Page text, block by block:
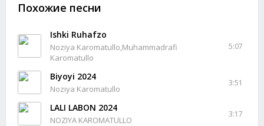
Похожие песни
Ishki Ruhafzo
Noziya Karomatullo,Muhammadrafi
Karomatullo
5:07
Biyoyi 2024
Noziya Karomatullo
3:51
LALI LABON 2024
NOZIYA KAROMATULLO
3:17